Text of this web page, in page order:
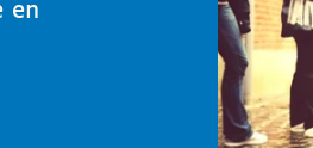
en